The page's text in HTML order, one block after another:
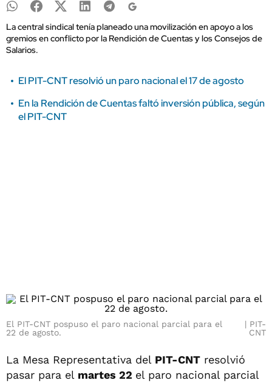
La central sindical tenía planeado una movilización en apoyo a los
gremios en conflicto por la Rendición de Cuentas y los Consejos de
Salarios.
El PIT-CNT resolvió un paro nacional el 17 de agosto
En la Rendición de Cuentas faltó inversión pública, según
el PIT-CNT
El PIT-CNT pospuso el paro nacional parcial para el
22 de agosto.
PIT-
CNT
La Mesa Representativa del PIT-CNT resolvió
pasar para el martes 22 el paro nacional parcial